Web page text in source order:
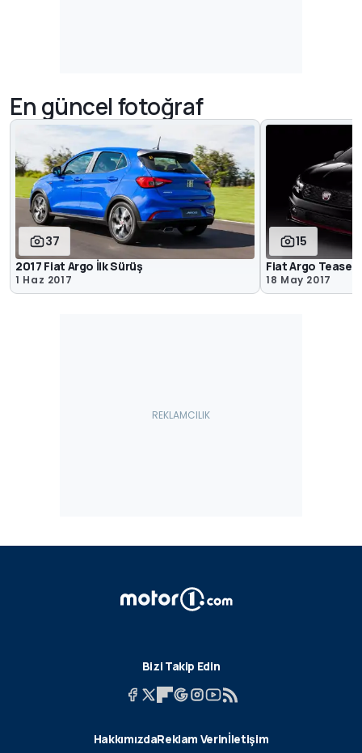
En güncel fotoğraf
37
2017 Fiat Argo İlk Sürüş
1 Haz 2017
15
Fiat Argo Teaser
18 May 2017
Bizi Takip Edin
HakkımızdaReklam Verinİletişim